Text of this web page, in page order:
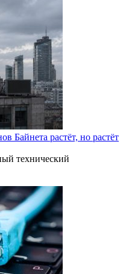
Байнета растёт, но растёт
технический